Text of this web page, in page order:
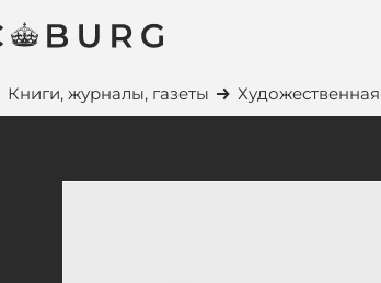
Книги, журналы, газеты